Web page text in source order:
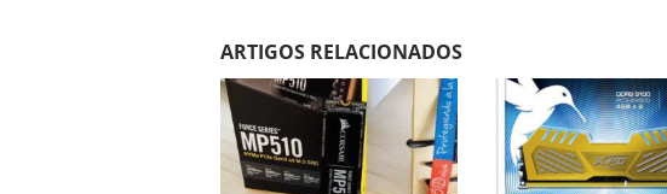
ARTIGOS RELACIONADOS